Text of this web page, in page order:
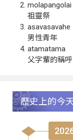
molapangolai
祖靈祭
asavasavahe
男性青年
atamatama
父字輩的稱呼
歷史上的今